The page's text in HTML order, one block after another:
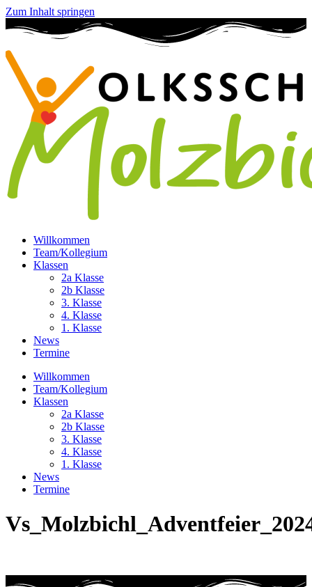
Zum Inhalt springen
Willkommen
Team/Kollegium
Klassen
2a Klasse
2b Klasse
3. Klasse
4. Klasse
1. Klasse
News
Termine
Willkommen
Team/Kollegium
Klassen
2a Klasse
2b Klasse
3. Klasse
4. Klasse
1. Klasse
News
Termine